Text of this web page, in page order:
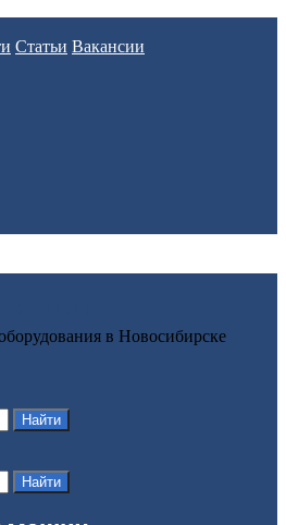
Статьи Вакансии
в Новосибирске